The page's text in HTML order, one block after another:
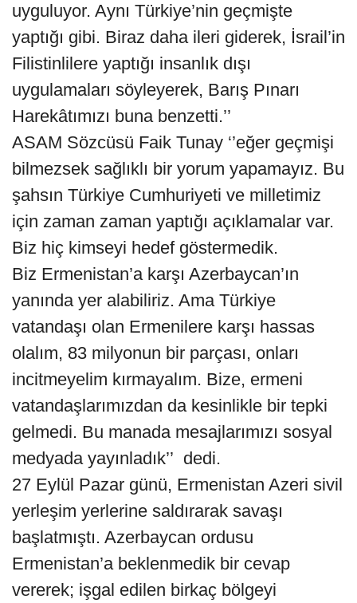
uyguluyor. Aynı Türkiye’nin geçmişte
yaptığı gibi. Biraz daha ileri giderek, İsrail’in
Filistinlilere yaptığı insanlık dışı
uygulamaları söyleyerek, Barış Pınarı
Harekâtımızı buna benzetti.’’
ASAM Sözcüsü Faik Tunay ‘’eğer geçmişi
bilmezsek sağlıklı bir yorum yapamayız. Bu
şahsın Türkiye Cumhuriyeti ve milletimiz
için zaman zaman yaptığı açıklamalar var.
Biz hiç kimseyi hedef göstermedik.
Biz Ermenistan’a karşı Azerbaycan’ın
yanında yer alabiliriz. Ama Türkiye
vatandaşı olan Ermenilere karşı hassas
olalım, 83 milyonun bir parçası, onları
incitmeyelim kırmayalım. Bize, ermeni
vatandaşlarımızdan da kesinlikle bir tepki
gelmedi. Bu manada mesajlarımızı sosyal
medyada yayınladık’’ dedi.
27 Eylül Pazar günü, Ermenistan Azeri sivil
yerleşim yerlerine saldırarak savaşı
başlatmıştı. Azerbaycan ordusu
Ermenistan’a beklenmedik bir cevap
vererek; işgal edilen birkaç bölgeyi